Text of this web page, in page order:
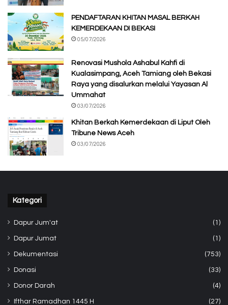
PENDAFTARAN KHITAN MASAL BERKAH
KEMERDEKAAN DI BEKASI
05/07/2026
Renovasi Mushola Ashabul Kahfi di
Kualasimpang, Aceh Tamiang oleh Bekasi
Raya yang disalurkan melalui Yayasan Al
Ummahat
03/07/2026
Khitan Berkah Kemerdekaan di Liput Oleh
Tribune News Aceh
03/07/2026
Kategori
Dapur Jum'at (1)
Dapur Jumat (1)
Dekumentasi (753)
Donasi (33)
Donor Darah (4)
Ifthar Ramadhan 1445 H (27)